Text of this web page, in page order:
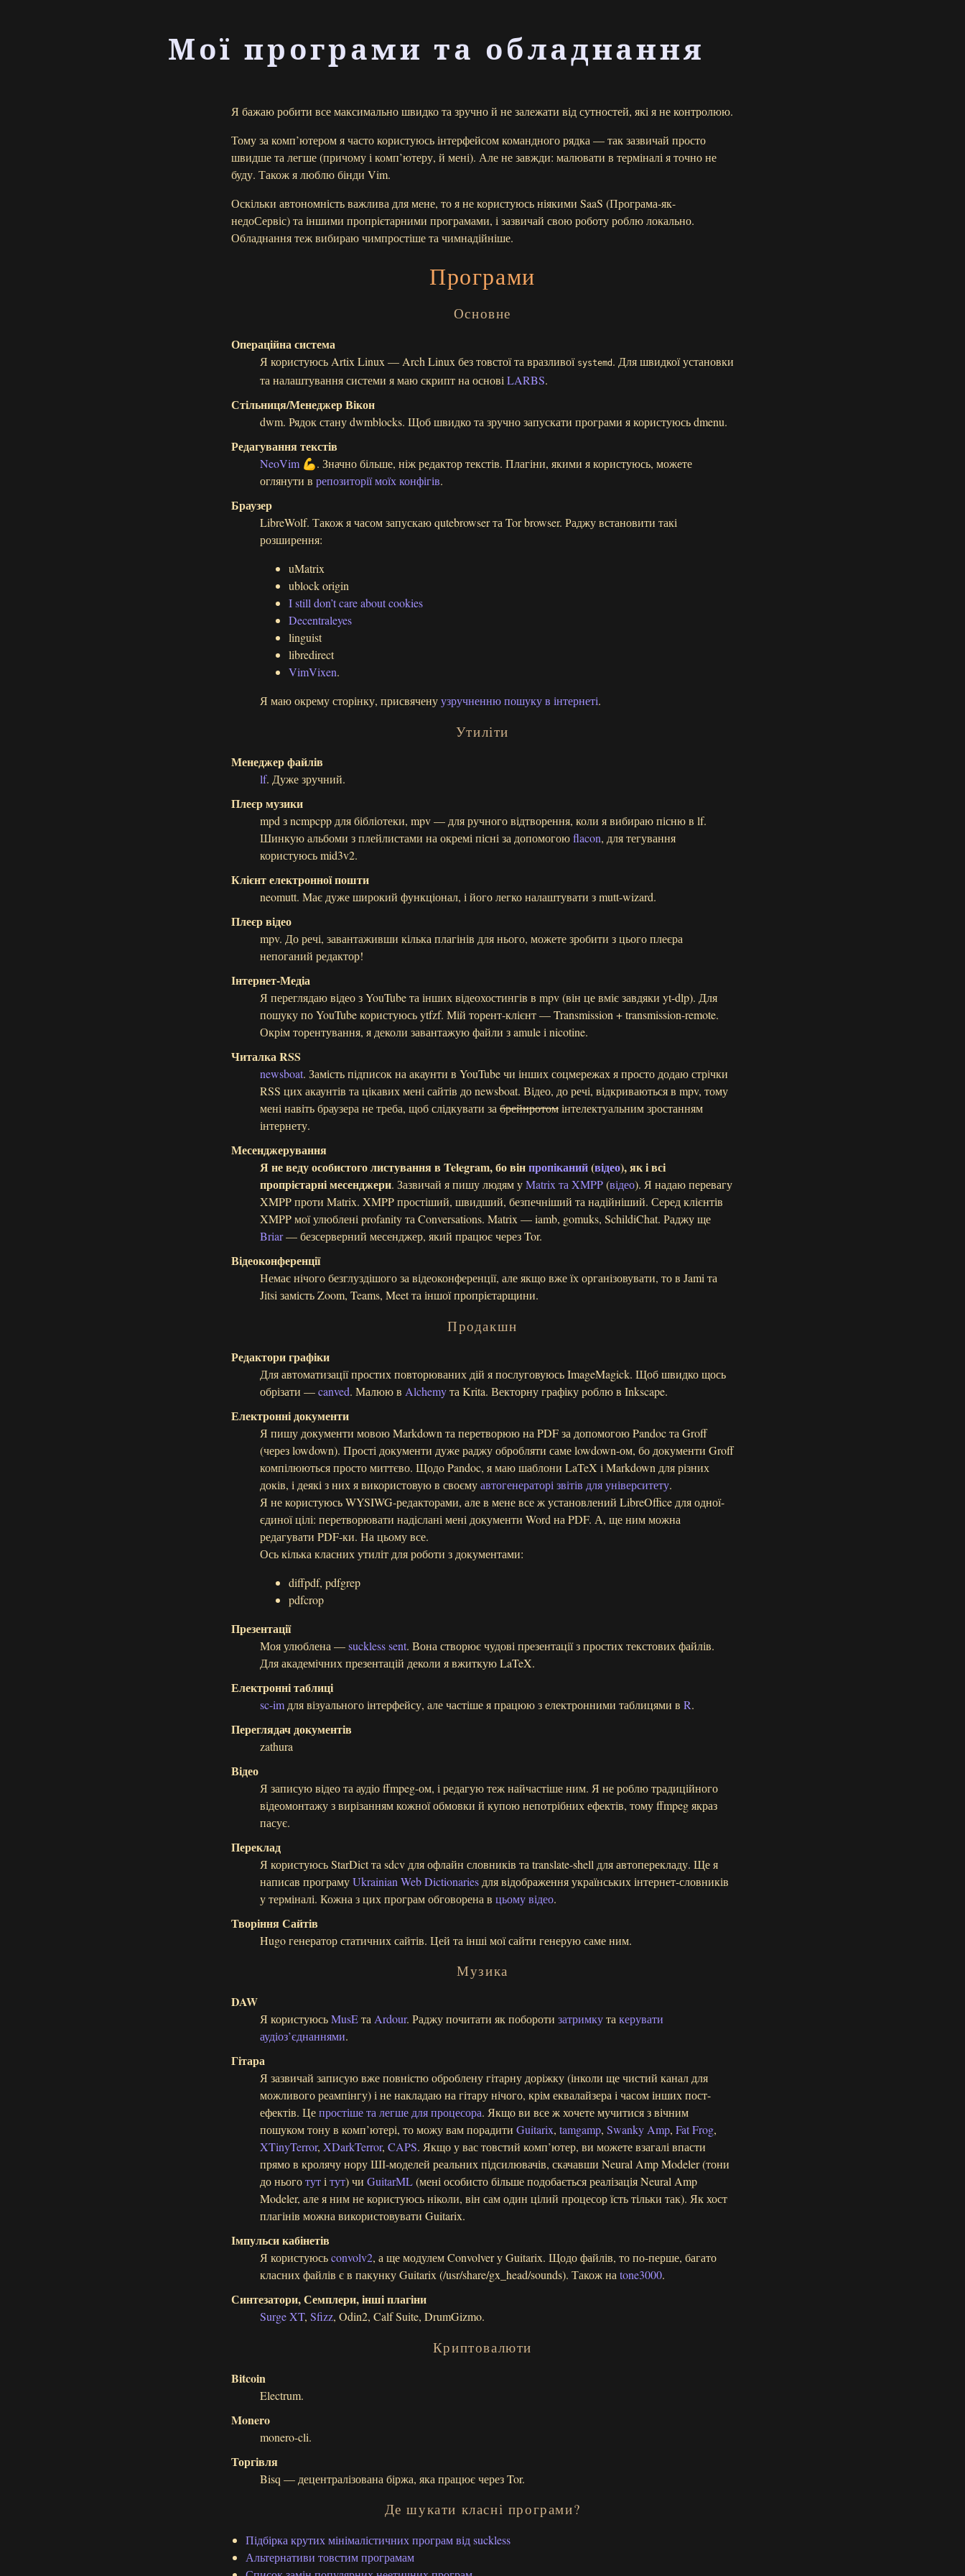
Мої програми та обладнання
Я бажаю робити все максимально швидко та зручно й не залежати від сутностей, які я не контролюю.
Тому за комп’ютером я часто користуюсь інтерфейсом командного рядка — так зазвичай просто
швидше та легше (причому і комп’ютеру, й мені). Але не завжди: малювати в терміналі я точно не
буду. Також я люблю бінди Vim.
Оскільки автономність важлива для мене, то я не користуюсь ніякими SaaS (Програма-як-
недоСервіс) та іншими пропрієтарними програмами, і зазвичай свою роботу роблю локально.
Обладнання теж вибираю чимпростіше та чимнадійніше.
Програми
Основне
Операційна система
Я користуюсь Artix Linux — Arch Linux без товстої та вразливої systemd . Для швидкої установки
та налаштування системи я маю скрипт на основі LARBS.
Стільниця/Менеджер Вікон
dwm. Рядок стану dwmblocks. Щоб швидко та зручно запускати програми я користуюсь dmenu.
Редагування текстів
NeoVim 💪. Значно більше, ніж редактор текстів. Плагіни, якими я користуюсь, можете
оглянути в репозиторії моїх конфігів.
Браузер
LibreWolf. Також я часом запускаю qutebrowser та Tor browser. Раджу встановити такі
розширення:
uMatrix
ublock origin
I still don’t care about cookies
Decentraleyes
linguist
libredirect
VimVixen.
Я маю окрему сторінку, присвяченуузручненню пошуку в інтернеті.
Утиліти
Менеджер файлів
lf. Дуже зручний.
Плеєр музики
mpd з ncmpcpp для бібліотеки, mpv — для ручного відтворення, коли я вибираю пісню в lf.
Шинкую альбоми з плейлистами на окремі пісні за допомогоюflacon, для тегування
користуюсь mid3v2.
Клієнт електронної пошти
neomutt. Має дуже широкий функціонал, і його легко налаштувати з mutt-wizard.
Плеєр відео
mpv. До речі, завантаживши кілька плагінів для нього, можете зробити з цього плеєра
непоганий редактор!
Інтернет-Медіа
Я переглядаю відео з YouTube та інших відеохостингів в mpv (він це вміє завдяки yt-dlp). Для
пошуку по YouTube користуюсь ytfzf. Мій торент-клієнт — Transmission + transmission-remote.
Окрім торентування, я деколи завантажую файли з amule і nicotine.
Читалка RSS
newsboat. Замість підписок на акаунти в YouTube чи інших соцмережах я просто додаю стрічки
RSS цих акаунтів та цікавих мені сайтів до newsboat. Відео, до речі, відкриваються в mpv, тому
мені навіть браузера не треба, щоб слідкувати забрейнротомінтелектуальним зростанням
інтернету.
Месенджерування
Я не веду особистого листування в Telegram, бо вінпропіканий(відео), як і всі
пропрієтарні месенджери. Зазвичай я пишу людям уMatrix та XMPP(відео). Я надаю перевагу
XMPP проти Matrix. XMPP простіший, швидший, безпечніший та надійніший. Серед клієнтів
XMPP мої улюблені profanity та Conversations. Matrix — iamb, gomuks, SchildiChat. Раджу ще
Briar— безсерверний месенджер, який працює через Tor.
Відеоконференції
Немає нічого безглуздішого за відеоконференції, але якщо вже їх організовувати, то в Jami та
Jitsi замість Zoom, Teams, Meet та іншої пропрієтарщини.
Продакшн
Редактори графіки
Для автоматизації простих повторюваних дій я послуговуюсь ImageMagick. Щоб швидко щось
обрізати —canved. Малюю в Alchemyта Krita. Векторну графіку роблю в Inkscape.
Електронні документи
Я пишу документи мовою Markdown та перетворюю на PDF за допомогою Pandoc та Groff
(через lowdown). Прості документи дуже раджу обробляти саме lowdown-ом, бо документи Groff
компілюються просто миттєво. Щодо Pandoc, я маю шаблони LaTeX і Markdown для різних
доків, і деякі з них я використовую в своємуавтогенераторі звітів для університету.
Я не користуюсь WYSIWG-редакторами, але в мене все ж установлений LibreOffice для одної-
єдиної цілі: перетворювати надіслані мені документи Word на PDF. А, ще ним можна
редагувати PDF-ки. На цьому все.
Ось кілька класних утиліт для роботи з документами:
diffpdf, pdfgrep
pdfcrop
Презентації
Моя улюблена —suckless sent. Вона створює чудові презентації з простих текстових файлів.
Для академічних презентацій деколи я вжиткую LaTeX.
Електронні таблиці
sc-im для візуального інтерфейсу, але частіше я працюю з електронними таблицями в R.
Переглядач документів
zathura
Відео
Я записую відео та аудіо ffmpeg-ом, і редагую теж найчастіше ним. Я не роблю традиційного
відеомонтажу з вирізанням кожної обмовки й купою непотрібних ефектів, тому ffmpeg якраз
пасує.
Переклад
Я користуюсь StarDict та sdcv для офлайн словників та translate-shell для автоперекладу. Ще я
написав програмуUkrainian Web Dictionaries для відображення українських інтернет-словників
у терміналі. Кожна з цих програм обговорена в цьому відео.
Творіння Сайтів
Hugo генератор статичних сайтів. Цей та інші мої сайти генерую саме ним.
Музика
DAW
Я користуюсьMusEта Ardour. Раджу почитати як побороти затримкута керувати
аудіоз’єднаннями.
Гітара
Я зазвичай записую вже повністю оброблену гітарну доріжку (інколи ще чистий канал для
можливого реампінгу) і не накладаю на гітару нічого, крім еквалайзера і часом інших пост-
ефектів. Цепростіше та легше для процесора. Якщо ви все ж хочете мучитися з вічним
пошуком тону в комп’ютері, то можу вам порадити Guitarix, tamgamp, Swanky Amp, Fat Frog,
XTinyTerror, XDarkTerror, CAPS. Якщо у вас товстий комп’ютер, ви можете взагалі впасти
прямо в кролячу нору ШІ-моделей реальних підсилювачів, скачавши Neural Amp Modeler (тони
до ньоготуті тут) чи GuitarML(мені особисто більше подобається реалізація Neural Amp
Modeler, але я ним не користуюсь ніколи, він сам один цілий процесор їсть тільки так). Як хост
плагінів можна використовувати Guitarix.
Імпульси кабінетів
Я користуюсьconvolv2, а ще модулем Convolver у Guitarix. Щодо файлів, то по-перше, багато
класних файлів є в пакунку Guitarix (/usr/share/gx_head/sounds). Також на tone3000.
Синтезатори, Семплери, інші плагіни
Surge XT, Sfizz, Odin2, Calf Suite, DrumGizmo.
Криптовалюти
Bitcoin
Electrum.
Monero
monero-cli.
Торгівля
Bisq — децентралізована біржа, яка працює через Tor.
Де шукати класні програми?
Підбірка крутих мінімалістичних програм від suckless
Альтернативи товстим програмам